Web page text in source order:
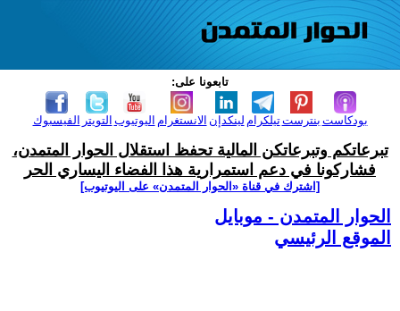
تابعونا على:
الفيسبوك التويتر اليوتيوب الانستغرام لينكدإن تيلكرامبنترست بودكاست
تبرعاتكم وتبرعاتكن المالية تحفظ استقلال الحوار المتمدن،
فشاركونا في دعم استمرارية هذا الفضاء اليساري الحر
[اشترك في قناة ‫«الحوار المتمدن» على اليوتيوب]
الحوار المتمدن - موبايل
الموقع الرئيسي